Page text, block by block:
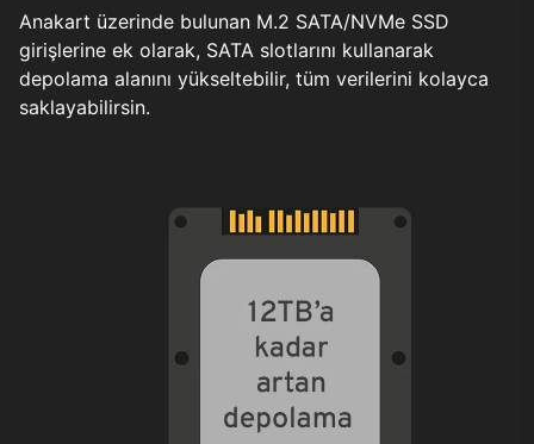
Anakart üzerinde bulunan M.2 SATA/NVMe SSD
girişlerine ek olarak, SATA slotlarını kullanarak
depolama alanını yükseltebilir, tüm verilerini kolayca
saklayabilirsin.